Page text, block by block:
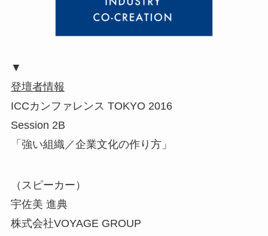
▼
登壇者情報
ICCカンファレンス TOKYO 2016
Session 2B
「強い組織／企業文化の作り方」
（スピーカー）
宇佐美 進典
株式会社VOYAGE GROUP